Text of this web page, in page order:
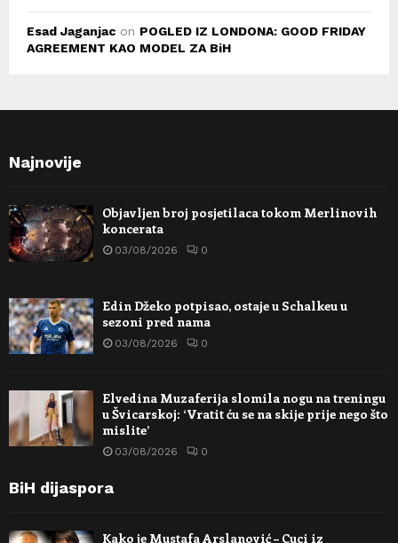
Esad Jaganjac on POGLED IZ LONDONA: GOOD FRIDAY
AGREEMENT KAO MODEL ZA BiH
Najnovije
Objavljen broj posjetilaca tokom Merlinovih
koncerata
03/08/2026 0
Edin Džeko potpisao, ostaje u Schalkeu u
sezoni pred nama
03/08/2026 0
Elvedina Muzaferija slomila nogu na treningu
u Švicarskoj: ‘Vratit ću se na skije prije nego što
mislite’
03/08/2026 0
BiH dijaspora
Kako je Mustafa Arslanović – Cuci iz